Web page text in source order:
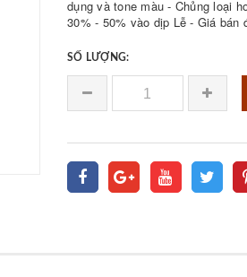
dụng và tone màu - Chủng loại
30% - 50% vào dịp Lễ - Giá bán
SỐ LƯỢNG: